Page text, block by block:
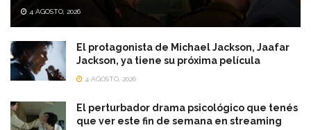
4 AGOSTO, 2026
El protagonista de Michael Jackson, Jaafar
Jackson, ya tiene su próxima película
4 AGOSTO, 2026
El perturbador drama psicológico que tenés
que ver este fin de semana en streaming